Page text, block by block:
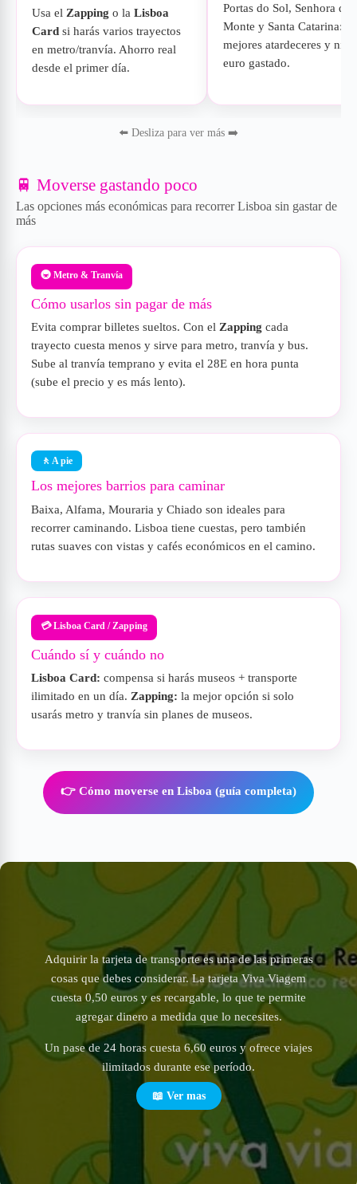
Usa elZapping o laLisboa
Card si harás varios trayectos
en metro/tranvía. Ahorro real
desde el primer día.
Portas do Sol, Senhora do
Monte y Santa Catarina:
mejores atardeceres y ni
euro gastado.
⬅️ Desliza para ver más ➡️
🚆 Moverse gastando poco
Las opciones más económicas para recorrer Lisboa sin gastar de
más
🚇 Metro & Tranvía
Cómo usarlos sin pagar de más
Evita comprar billetes sueltos. Con el Zapping cada
trayecto cuesta menos y sirve para metro, tranvía y bus.
Sube al tranvía temprano y evita el 28E en hora punta
(sube el precio y es más lento).
🚶 A pie
Los mejores barrios para caminar
Baixa, Alfama, Mouraria y Chiado son ideales para
recorrer caminando. Lisboa tiene cuestas, pero también
rutas suaves con vistas y cafés económicos en el camino.
💳 Lisboa Card / Zapping
Cuándo sí y cuándo no
Lisboa Card: compensa si harás museos + transporte
ilimitado en un día. Zapping: la mejor opción si solo
usarás metro y tranvía sin planes de museos.
👉 Cómo moverse en Lisboa (guía completa)
Adquirir la tarjeta de transporte es una de las primeras
cosas que debes considerar. La tarjeta Viva Viagem
cuesta 0,50 euros y es recargable, lo que te permite
agregar dinero a medida que lo necesites.
Un pase de 24 horas cuesta 6,60 euros y ofrece viajes
ilimitados durante ese período.
📖 Ver mas